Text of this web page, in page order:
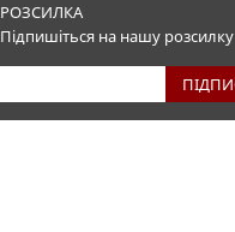
РОЗСИЛКА
Підпишіться на нашу розсилку